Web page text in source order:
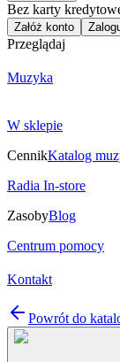
Bez karty
Załóż konto
Przeglądaj
Muzyka
W sklepie
CennikKatalog
Radia In-store
ZasobyBlog
Centrum pomocy
Kontakt
Powrót do